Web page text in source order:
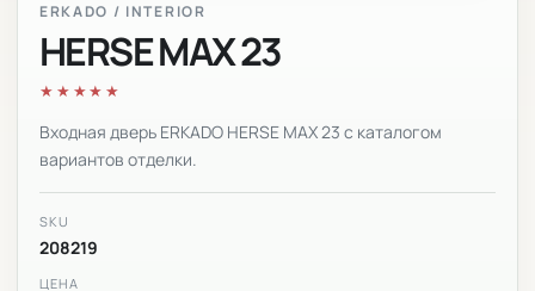
ERKADO / INTERIOR
HERSE MAX 23
★★★★★
Входная дверь ERKADO HERSE MAX 23 с каталогом
вариантов отделки.
SKU
208219
ЦЕНА